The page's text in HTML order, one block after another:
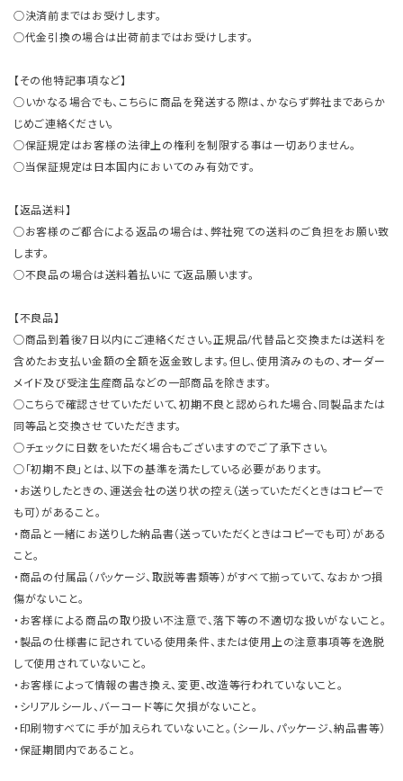
○決済前まではお受けします。
○代金引換の場合は出荷前まではお受けします。
【その他特記事項など】
○いかなる場合でも、こちらに商品を発送する際は、かならず弊社まであらか
じめご連絡ください。
○保証規定はお客様の法律上の権利を制限する事は一切ありません。
○当保証規定は日本国内においてのみ有効です。
【返品送料】
○お客様のご都合による返品の場合は、弊社宛ての送料のご負担をお願い致
します。
○不良品の場合は送料着払いにて返品願います。
【不良品】
○商品到着後7日以内にご連絡ください。正規品/代替品と交換または送料を
含めたお支払い金額の全額を返金致します。但し、使用済みのもの、オーダー
メイド及び受注生産商品などの一部商品を除きます。
○こちらで確認させていただいて、初期不良と認められた場合、同製品または
同等品と交換させていただきます。
○チェックに日数をいただく場合もございますのでご了承下さい。
○「初期不良」とは、以下の基準を満たしている必要があります。
・お送りしたときの、運送会社の送り状の控え（送っていただくときはコピーで
も可）があること。
・商品と一緒にお送りした納品書（送っていただくときはコピーでも可）がある
こと。
・商品の付属品（パッケージ、取説等書類等）がすべて揃っていて、なおかつ損
傷がないこと。
・お客様による商品の取り扱い不注意で、落下等の不適切な扱いがないこと。
・製品の仕様書に記されている使用条件、または使用上の注意事項等を逸脱
して使用されていないこと。
・お客様によって情報の書き換え、変更、改造等行われていないこと。
・シリアルシール、バーコード等に欠損がないこと。
・印刷物すべてに手が加えられていないこと。（シール、パッケージ、納品書等）
・保証期間内であること。